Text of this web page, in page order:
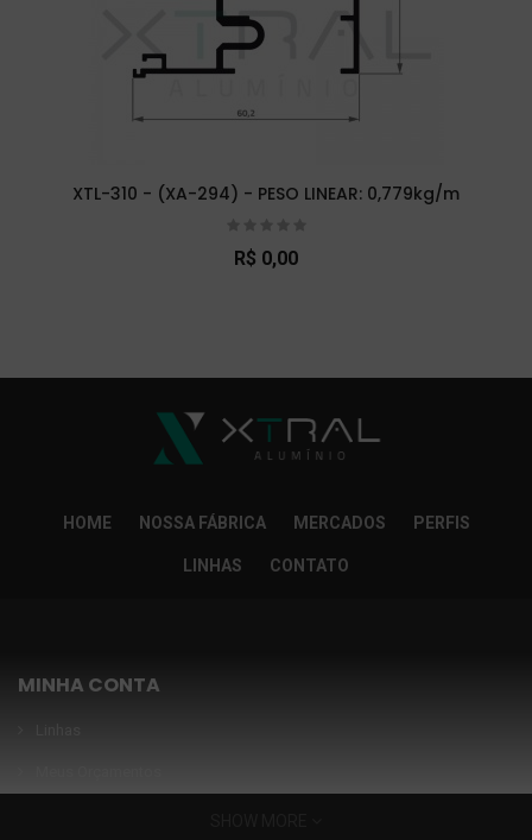
XTL-310 - (XA-294) - PESO LINEAR: 0,779kg/m
R$ 0,00
HOME NOSSA FÁBRICA MERCADOS PERFIS
LINHAS CONTATO
MINHA CONTA